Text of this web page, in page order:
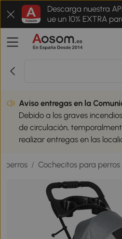
Descarga nuestra
ue un 10% EXTRA
r pedido
Aviso entregas en la
Debido a los graves
de circulación,
realizar entregas en las
perros / Cochecitos para perros